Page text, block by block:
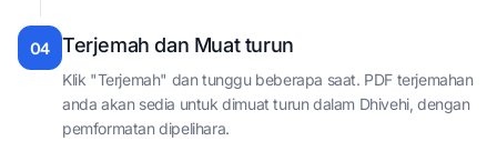
04 Terjemah dan Muat turun
Klik "Terjemah" dan tunggu beberapa saat. PDF terjemahan
anda akan sedia untuk dimuat turun dalam Dhivehi, dengan
pemformatan dipelihara.